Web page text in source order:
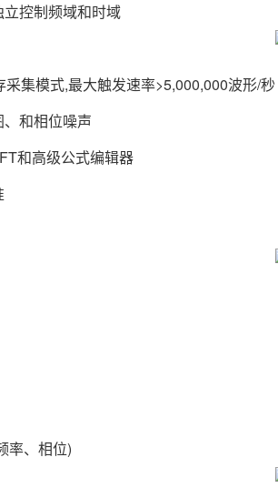
控制频域和时域
采集模式,最大触发速率>5,000,000波形/秒
和相位噪声
和高级公式编辑器
率、相位)